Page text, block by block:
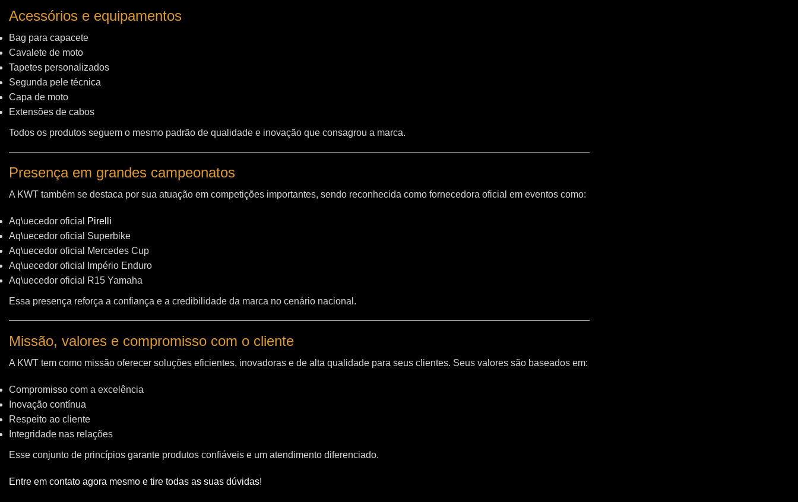
Acessórios e equipamentos
Bag para capacete
Cavalete de moto
Tapetes personalizados
Segunda pele técnica
Capa de moto
Extensões de cabos
Todos os produtos seguem o mesmo padrão de qualidade e inovação que consagrou a marca.
Presença em grandes campeonatos
A KWT também se destaca por sua atuação em competições importantes, sendo reconhecida como fornecedora oficial em eventos como:
Aq\uecedor oficial
Pirelli
Aq\uecedor oficial Superbike
Aq\uecedor oficial Mercedes Cup
Aq\uecedor oficial Império Enduro
Aq\uecedor oficial R15 Yamaha
Essa presença reforça a confiança e a credibilidade da marca no cenário nacional.
Missão, valores e compromisso com o cliente
A KWT tem como missão oferecer soluções eficientes, inovadoras e de alta qualidade para seus clientes. Seus valores são baseados em:
Compromisso com a excelência
Inovação contínua
Respeito ao cliente
Integridade nas relações
Esse conjunto de princípios garante produtos confiáveis e um atendimento diferenciado.
Entre em contato agora mesmo e tire todas as suas dúvidas!